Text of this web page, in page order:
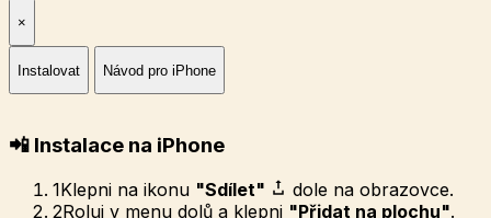
×
Instalovat Návod pro iPhone
📲 Instalace na iPhone
1Klepni na ikonu "Sdílet"
dole na obrazovce.
2Roluj v menu dolů a klepni "Přidat na plochu".